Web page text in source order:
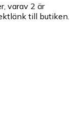
varav 2 är
till butiken.